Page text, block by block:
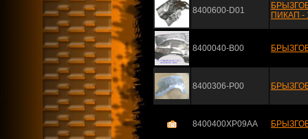
8400600-D01
ПИКАП -
8400040-B00
8400306-P00
8400400XP09AA